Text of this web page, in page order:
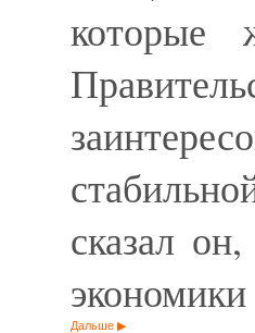
сказал
Дальше